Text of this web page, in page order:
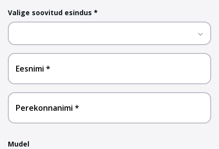
Valige soovitud esindus *
Eesnimi
Perekonnanimi
Mudel